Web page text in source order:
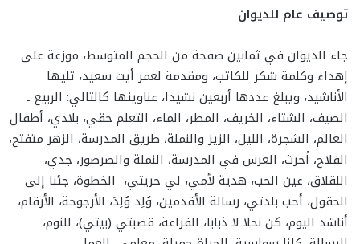
توصيف عام للديوان
جاء الديوان في ثمانين صفحة من الحجم المتوسط، موزعة على
إهداء وكلمة شكر للكاتب، ومقدمة لعمر أيت سعيد، تليها
الأناشيد، ويبلغ عددها أربعين نشيدا، عناوينها كالتالي: الربيع ـ
الصيف، الشتاء، الخريف، المطر، الماء، التعلم حقي، بلادي، أطفال
العالم، الشجرة، الليل، الزيز والنملة، طريق المدرسة، الزهر متفتح،
الفلاح، اُحرث، العرس في المدرسة، النملة والصرصور، جدي،
اللقلاق، عين الحب، هدية لأمي، لي حريتي، الخطوة، جئنا إلى
الحقول، أحب بلدتي، رسالة الأقدمين، وُلِد وُلِدَ، الأرجوحة، الأرقام،
أناشد اليوم، كن نحلا لا ذبابا، الفزاعة، قصبتي (بيتي)، للنوم،